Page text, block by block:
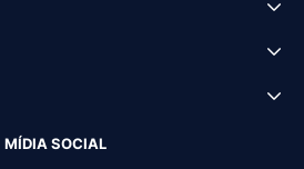
MÍDIA SOCIAL